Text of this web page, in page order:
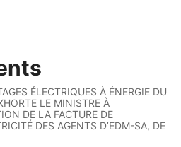
ÉLECTRIQUES À ÉNERGIE DU
LE MINISTRE À
DE LA FACTURE DE
DES AGENTS D’EDM-SA, DE